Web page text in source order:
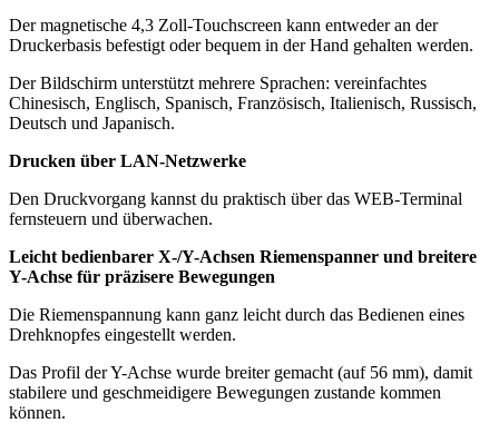
Der magnetische 4,3 Zoll-Touchscreen kann entweder an der
Druckerbasis befestigt oder bequem in der Hand gehalten werden.
Der Bildschirm unterstützt mehrere Sprachen: vereinfachtes
Chinesisch, Englisch, Spanisch, Französisch, Italienisch, Russisch,
Deutsch und Japanisch.
Drucken über LAN-Netzwerke
Den Druckvorgang kannst du praktisch über das WEB-Terminal
fernsteuern und überwachen.
Leicht bedienbarer X-/Y-Achsen Riemenspanner und breitere
Y-Achse für präzisere Bewegungen
Die Riemenspannung kann ganz leicht durch das Bedienen eines
Drehknopfes eingestellt werden.
Das Profil der Y-Achse wurde breiter gemacht (auf 56 mm), damit
stabilere und geschmeidigere Bewegungen zustande kommen
können.